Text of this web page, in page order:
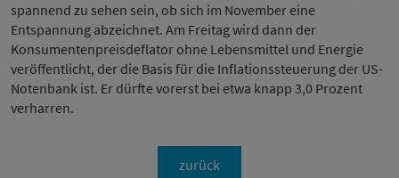
spannend zu sehen sein, ob sich im November eine
Entspannung abzeichnet. Am Freitag wird dann der
Konsumentenpreisdeflator ohne Lebensmittel und Energie
veröffentlicht, der die Basis für die Inflationssteuerung der US-
Notenbank ist. Er dürfte vorerst bei etwa knapp 3,0 Prozent
verharren.
zurück